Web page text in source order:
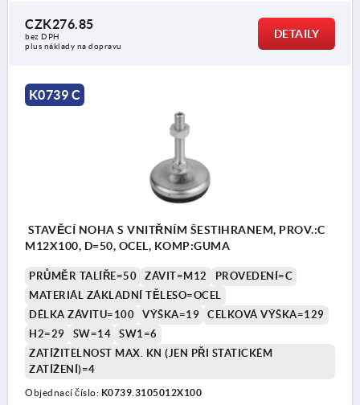
CZK276.85
bez DPH
plus náklady na dopravu
DETAILY
K0739 C
STAVĚCÍ NOHA S VNITŘNÍM ŠESTIHRANEM, PROV.:C
M12X100, D=50, OCEL, KOMP:GUMA
PRŮMĚR TALÍŘE=50 ZÁVIT=M12
PROVEDENÍ=C
MATERIÁL ZÁKLADNÍ TĚLESO=OCEL
DÉLKA ZÁVITU=100
VÝŠKA=19
CELKOVÁ VÝŠKA=129
H2=29
SW=14
SW1=6
ZATÍŽITELNOST MAX. KN (JEN PŘI STATICKÉM
ZATÍŽENÍ)=4
Objednací číslo: K0739.3105012X100